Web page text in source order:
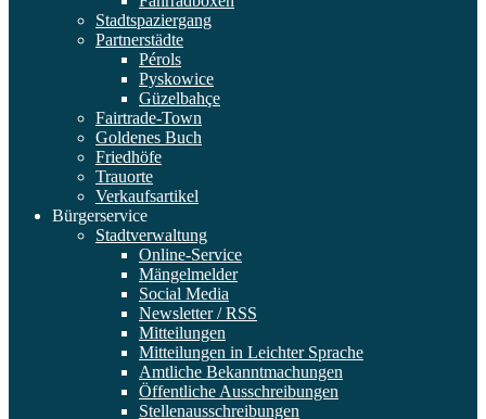
Stadtspaziergang
Partnerstädte
Pérols
Pyskowice
Güzelbahçe
Fairtrade-Town
Goldenes Buch
Friedhöfe
Trauorte
Verkaufsartikel
Bürgerservice
Stadtverwaltung
Online-Service
Mängelmelder
Social Media
Newsletter / RSS
Mitteilungen
Mitteilungen in Leichter Sprache
Amtliche Bekanntmachungen
Öffentliche Ausschreibungen
Stellenausschreibungen